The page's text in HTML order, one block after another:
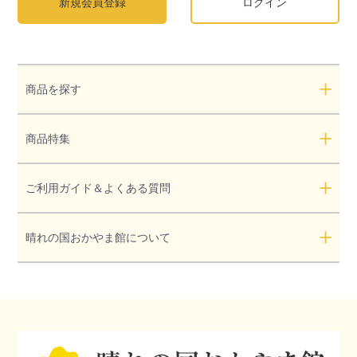
商品を探す
商品特集
ご利用ガイド＆よくある質問
晴れの国おかやま館について